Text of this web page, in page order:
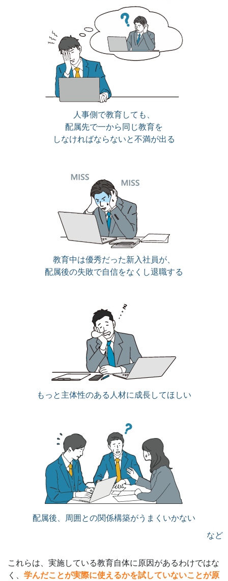
人事側で教育しても、
配属先で一から同じ教育を
しなければならないと不満が出る
教育中は優秀だった新入社員が、
配属後の失敗で自信をなくし退職する
もっと主体性のある人材に成長してほしい
配属後、周囲との関係構築がうまくいかない
など
これらは、実施している教育自体に原因があるわけではな
く、 学んだことが実際に使えるかを試していないことが原